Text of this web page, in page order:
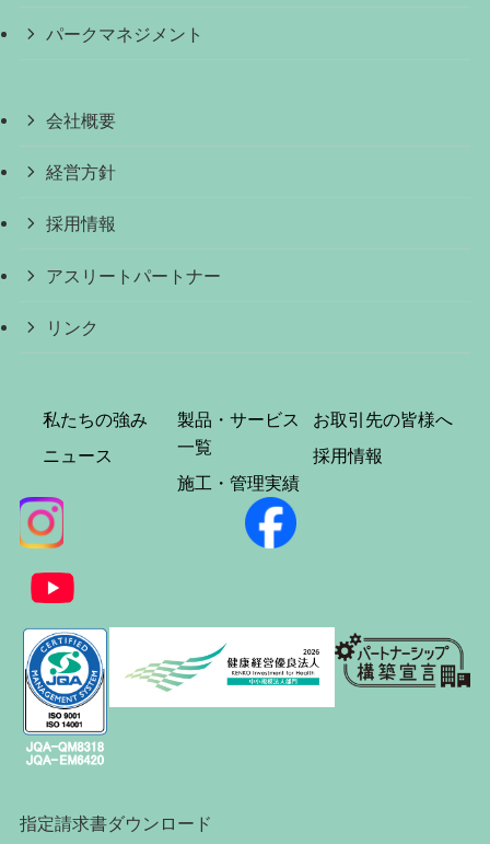
パークマネジメント
会社概要
経営方針
採用情報
アスリートパートナー
リンク
私たちの強み
ニュース
製品・サービス
一覧
施工・管理実績
お取引先の皆様へ
採用情報
指定請求書ダウンロード